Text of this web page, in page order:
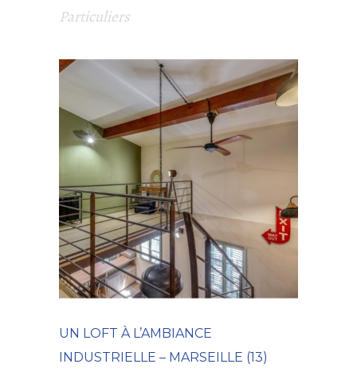
Particuliers
UN LOFT À L’AMBIANCE
INDUSTRIELLE – MARSEILLE (13)